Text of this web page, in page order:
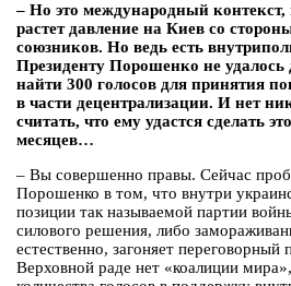
– Но это международный
растет давление на Киев со
союзников. Но ведь есть
Президенту Порошенко не удалось
найти 300 голосов для принятия
в части децентрализации. И нет
считать, что ему удастся сделать
месяцев…
– Вы совершенно правы. Сейчас
Порошенко в том, что внутри
позиции так называемой партии
силового решения, либо
естественно, загоняет переговорный
Верховной раде нет «коалиции